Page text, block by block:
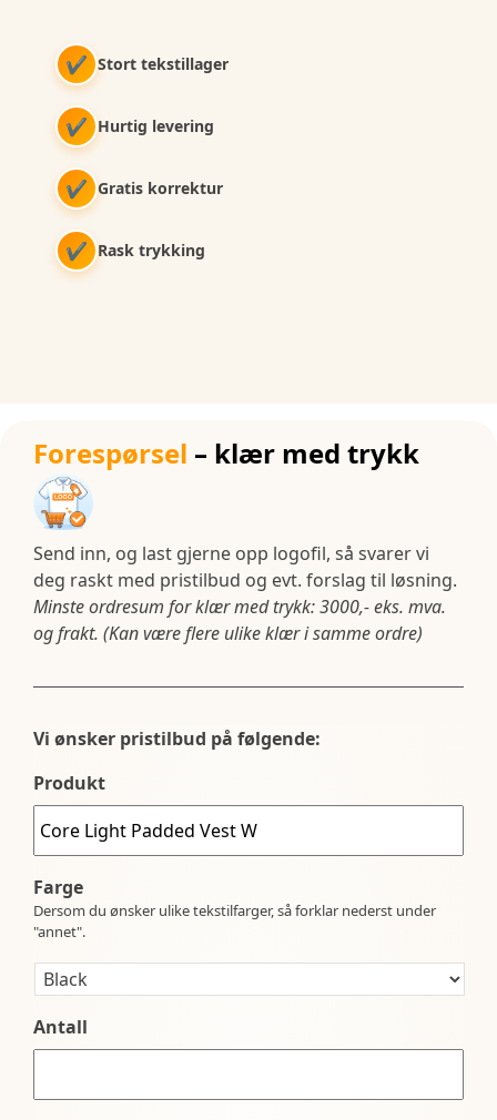
✔ Stort tekstillager
✔ Hurtig levering
✔ Gratis korrektur
✔ Rask trykking
Forespørsel – klær med trykk
Send inn, og last gjerne opp logofil, så svarer vi
deg raskt med pristilbud og evt. forslag til løsning.
Minste ordresum for klær med trykk: 3000,- eks. mva.
og frakt. (Kan være flere ulike klær i samme ordre)
Vi ønsker pristilbud på følgende:
Produkt
Farge
Dersom du ønsker ulike tekstilfarger, så forklar nederst under
"annet".
Antall